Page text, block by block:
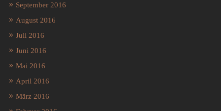
September 2016
August 2016
Juli 2016
Juni 2016
Mai 2016
April 2016
März 2016